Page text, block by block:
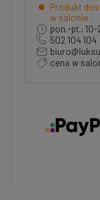
Produkt
w salonie
pon.-pt.: 10-
502 104 104
cena w